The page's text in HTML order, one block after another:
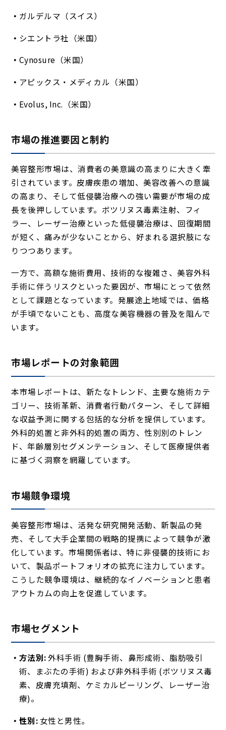
ガルデルマ（スイス）
シエントラ社（米国）
Cynosure（米国）
アピックス・メディカル（米国）
Evolus, Inc.（米国）
市場の推進要因と制約
美容整形市場は、消費者の美意識の高まりに大きく牽
引されています。皮膚疾患の増加、美容改善への意識
の高まり、そして低侵襲治療への強い需要が市場の成
長を後押ししています。ボツリヌス毒素注射、フィ
ラー、レーザー治療といった低侵襲治療は、回復期間
が短く、痛みが少ないことから、好まれる選択肢にな
りつつあります。
一方で、高額な施術費用、技術的な複雑さ、美容外科
手術に伴うリスクといった要因が、市場にとって依然
として課題となっています。発展途上地域では、価格
が手頃でないことも、高度な美容機器の普及を阻んで
います。
市場レポートの対象範囲
本市場レポートは、新たなトレンド、主要な施術カテ
ゴリー、技術革新、消費者行動パターン、そして詳細
な収益予測に関する包括的な分析を提供しています。
外科的処置と非外科的処置の両方、性別別のトレン
ド、年齢層別セグメンテーション、そして医療提供者
に基づく洞察を網羅しています。
市場競争環境
美容整形市場は、活発な研究開発活動、新製品の発
売、そして大手企業間の戦略的提携によって競争が激
化しています。市場関係者は、特に非侵襲的技術にお
いて、製品ポートフォリオの拡充に注力しています。
こうした競争環境は、継続的なイノベーションと患者
アウトカムの向上を促進しています。
市場セグメント
方法別:外科手術 (豊胸手術、鼻形成術、脂肪吸引
術、まぶたの手術) および非外科手術 (ボツリヌス毒
素、皮膚充填剤、ケミカルピーリング、レーザー治
療)。
性別: 女性と男性。